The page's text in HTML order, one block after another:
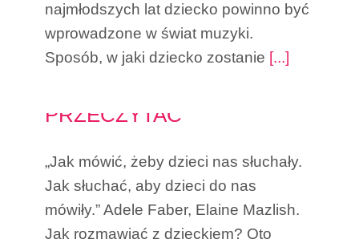
najmłodszych lat dziecko powinno być
wprowadzone w świat muzyki.
Sposób, w jaki dziecko zostanie [...]
KSIĄŻKI DLA RODZICÓW,
PRZECZYTAĆ
„Jak mówić, żeby dzieci nas słuchały.
Jak słuchać, aby dzieci do nas
mówiły.” Adele Faber, Elaine Mazlish.
Jak rozmawiać z dzieckiem? Oto